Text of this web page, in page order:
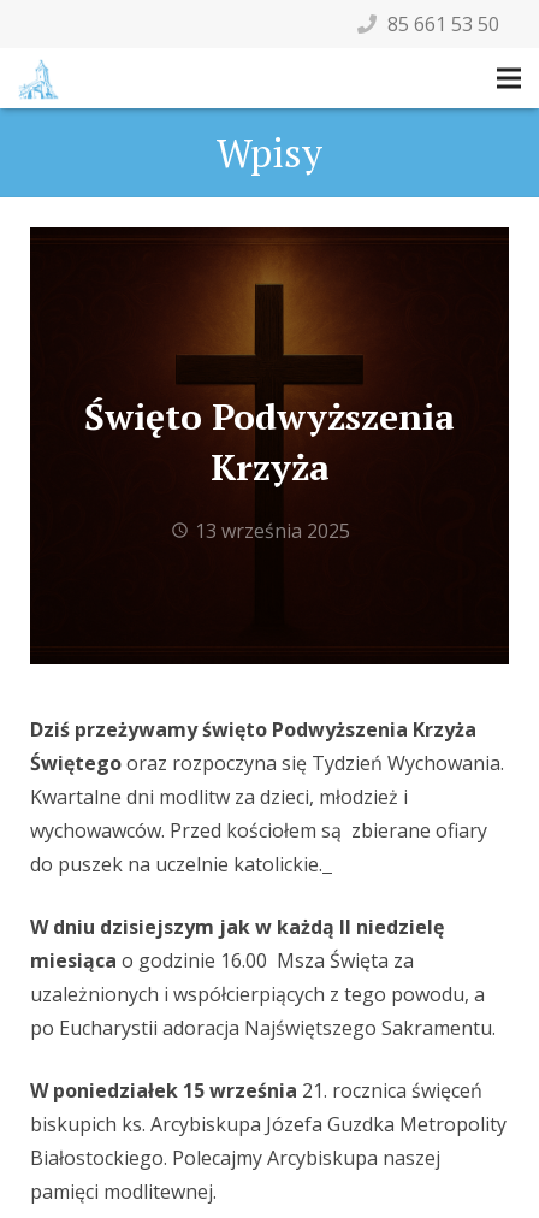
85 661 53 50
Wpisy
Święto Podwyższenia
Krzyża
13 września 2025
Dziś przeżywamy święto Podwyższenia Krzyża
Świętegooraz rozpoczyna się Tydzień Wychowania.
Kwartalne dni modlitw za dzieci, młodzież i
wychowawców. Przed kościołem są zbierane ofiary
do puszek na uczelnie katolickie.
W dniu dzisiejszym jak w każdą II niedzielę
miesiąca o godzinie 16.00 Msza Święta za
uzależnionych i współcierpiących z tego powodu, a
po Eucharystii adoracja Najświętszego Sakramentu.
W poniedziałek 15 września 21. rocznica święceń
biskupich ks. Arcybiskupa Józefa Guzdka Metropolity
Białostockiego. Polecajmy Arcybiskupa naszej
pamięci modlitewnej.